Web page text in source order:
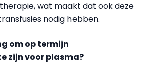
wat maakt dat ook deze
nodig hebben.
om op termijn
zijn voor plasma?